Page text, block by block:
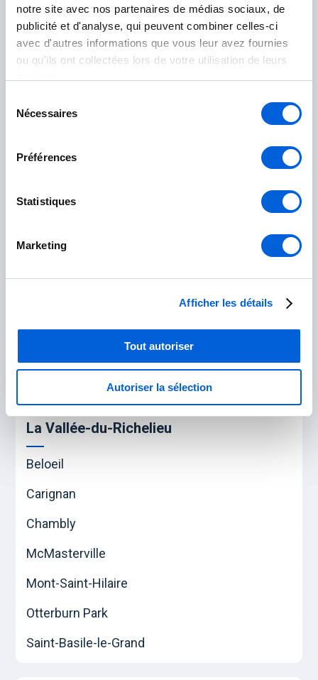
notre site avec nos partenaires de médias sociaux, de
publicité et d'analyse, qui peuvent combiner celles-ci
avec d'autres informations que vous leur avez fournies
ou qu'ils ont collectées lors de votre utilisation de leurs
Nécessaires
Préférences
Statistiques
Marketing
Afficher les détails
Tout autoriser
Autoriser la sélection
Saint-Jean-sur-Richelieu
Île-des-Sœurs
Contrecoeur
Varennes
Verchères
La Vallée-du-Richelieu
Beloeil
Carignan
Chambly
McMasterville
Mont-Saint-Hilaire
Otterburn Park
Saint-Basile-le-Grand